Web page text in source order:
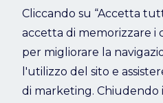
Cliccando su “Accetta
accetta di memorizzare i
per migliorare la
l'utilizzo del sito e
di marketing.